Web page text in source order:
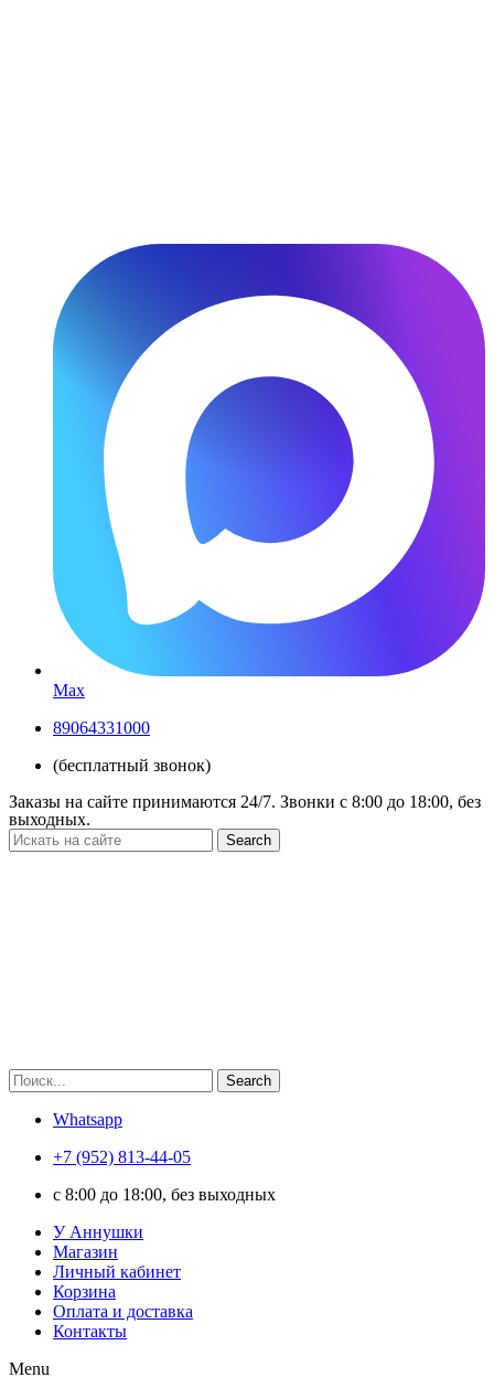
Max
89064331000
(бесплатный звонок)
Заказы на сайте принимаются 24/7. Звонки c 8:00 до 18:00, без
выходных.
Search
Search
Whatsapp
+7 (952) 813-44-05
c 8:00 до 18:00, без выходных
У Аннушки
Магазин
Личный кабинет
Корзина
Оплата и доставка
Контакты
Menu